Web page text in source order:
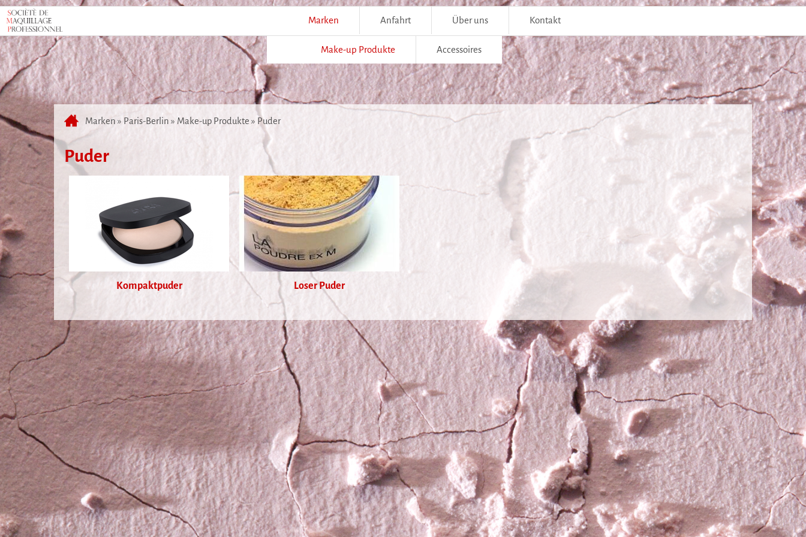
Marken Anfahrt Über uns Kontakt
Marken » Paris-Berlin » Make-up Produkte » Puder
Puder
Kompaktpuder Loser Puder
Make-up Produkte Accessoires